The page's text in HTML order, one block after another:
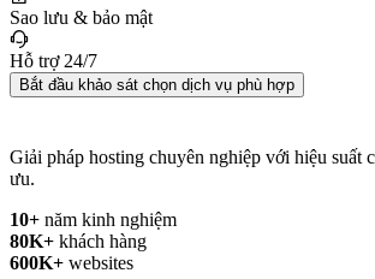
Sao lưu & bảo mật
Hỗ trợ 24/7
Bắt đầu khảo sát chọn dịch vụ phù hợp
Giải pháp hosting chuyên nghiệp với hiệu suất
ưu.
10+ năm kinh nghiệm
80K+ khách hàng
600K+ websites